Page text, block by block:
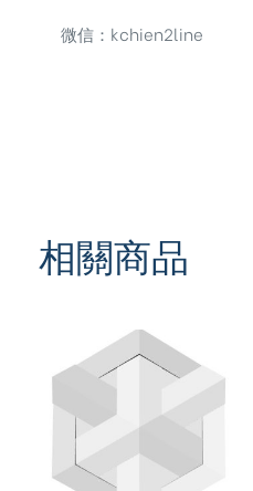
微信：kchien2line
相關商品